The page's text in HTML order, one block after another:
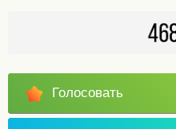
Голосовать